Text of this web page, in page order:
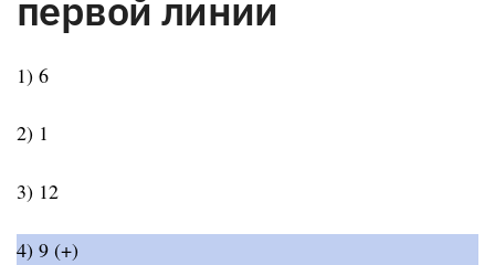
1) 6
2) 1
3) 12
4) 9 (+)